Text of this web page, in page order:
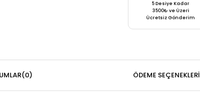
5 Desiye Kadar
3500₺ ve Üzeri
Ücretsiz Gönderim
(0) ÖDEME SEÇENEKLERI